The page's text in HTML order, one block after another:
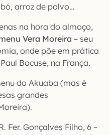
arroz de polvo…
na hora do almoço,
Vera Moreira – seu
onde põe em prática
Bocuse, na França.
do Akuaba (mas é
grandes
Fer. Gonçalves Filho, 6 –